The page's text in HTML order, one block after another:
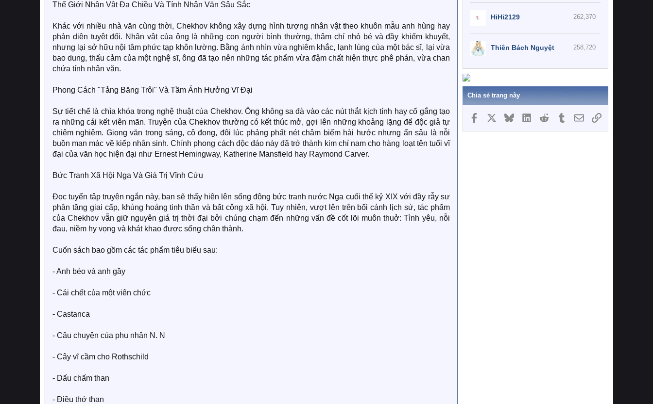
Thế Giới Nhân Vật Đa Chiều Và Tính Nhân Văn Sâu Sắc
Khác với nhiều nhà văn cùng thời, Chekhov không xây dựng hình tượng nhân vật theo khuôn mẫu anh hùng hay
phản diện tuyệt đối. Nhân vật của ông là những con người bình thường, thậm chí nhỏ bé và đầy khiếm khuyết,
nhưng lại sở hữu nội tâm phức tạp khôn lường. Bằng ánh nhìn vừa nghiêm khắc, lạnh lùng của một bác sĩ, lại vừa
bao dung, thấu cảm của một nghệ sĩ, ông đã tạo nên những tác phẩm vừa đậm chất hiện thực phê phán, vừa chan
chứa tính nhân văn.
Phong Cách "Tảng Băng Trôi" Và Tầm Ảnh Hưởng Vĩ Đại
Sự tiết chế là chìa khóa trong nghệ thuật của Chekhov. Ông không sa đà vào các nút thắt kịch tính hay cố gắng tạo
ra những cái kết viên mãn. Truyện của Chekhov thường có kết thúc mở, gợi lên những khoảng lặng để độc giả tự
chiêm nghiệm. Giọng văn trong sáng, cô đọng, đôi lúc phảng phất nét châm biếm hài hước nhưng ẩn sâu là nỗi
buồn man mác về kiếp nhân sinh. Chính phong cách độc đáo này đã trở thành kim chỉ nam cho hàng loạt tên tuổi vĩ
đại của văn học hiện đại như Ernest Hemingway, Katherine Mansfield hay Raymond Carver.
Bức Tranh Xã Hội Nga Và Giá Trị Vĩnh Cửu
Đọc tuyển tập truyện ngắn này, bạn sẽ thấy hiện lên sống động bức tranh nước Nga cuối thế kỷ XIX với đầy rẫy sự
phân tầng giai cấp, khủng hoảng tinh thần và bất công xã hội. Tuy nhiên, vượt lên trên bối cảnh lịch sử, tác phẩm
của Chekhov vẫn giữ nguyên giá trị thời đại bởi chúng chạm đến những vấn đề cốt lõi muôn thuở: Tình yêu, nỗi
đau, niềm hy vọng và khát khao được sống chân thành.
Cuốn sách bao gồm các tác phẩm tiêu biểu sau:
- Anh béo và anh gầy
- Cái chết của một viên chức
- Castanca
- Câu chuyện của phu nhân N. N
- Cây vĩ cầm cho Rothschild
- Dấu chấm than
- Điều thở than
262,370
HiHi2129
258,720
Thiên Bách Nguyệt
Chia sẻ trang này
Facebook BlueskyLinkedInReddit TumblrEmailLink